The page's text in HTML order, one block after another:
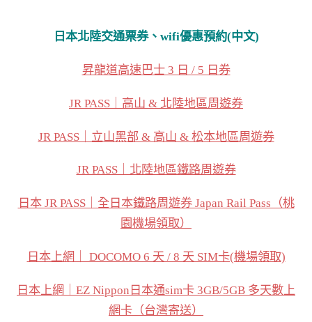
日本北陸交通票券、wifi優惠預約(中文)
昇龍道高速巴士 3 日 / 5 日券
JR PASS｜高山 & 北陸地區周遊券
JR PASS｜立山黑部 & 高山 & 松本地區周遊券
JR PASS｜北陸地區鐵路周遊券
日本 JR PASS｜全日本鐵路周遊券 Japan Rail Pass（桃
園機場領取）
日本上網｜ DOCOMO 6 天 / 8 天 SIM卡(機場領取)
日本上網｜EZ Nippon日本通sim卡 3GB/5GB 多天數上
網卡（台灣寄送）